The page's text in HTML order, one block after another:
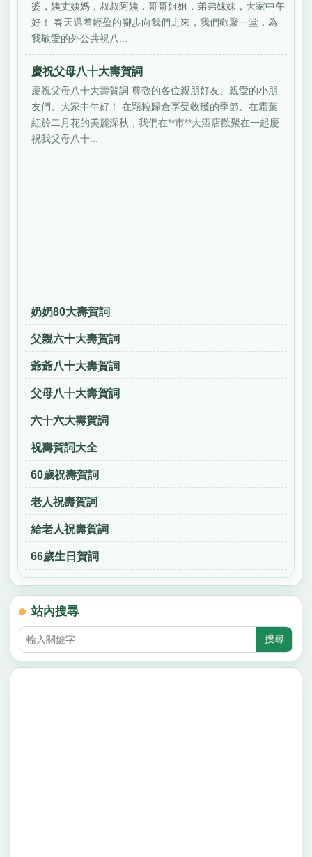
婆，姨丈姨媽，叔叔阿姨，哥哥姐姐，弟弟妹妹，大家中午
好！ 春天邁着輕盈的腳步向我們走來，我們歡聚一堂，為
我敬愛的外公共祝八...
慶祝父母八十大壽賀詞
慶祝父母八十大壽賀詞 尊敬的各位親朋好友、親愛的小朋
友們、大家中午好！ 在顆粒歸倉享受收穫的季節、在霜葉
紅於二月花的美麗深秋，我們在**市**大酒店歡聚在一起慶
祝我父母八十...
奶奶80大壽賀詞
父親六十大壽賀詞
爺爺八十大壽賀詞
父母八十大壽賀詞
六十六大壽賀詞
祝壽賀詞大全
60歲祝壽賀詞
老人祝壽賀詞
給老人祝壽賀詞
66歲生日賀詞
站內搜尋